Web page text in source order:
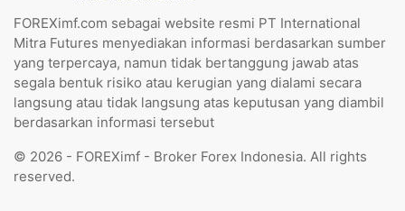
FOREXimf.com sebagai website resmi PT International
Mitra Futures menyediakan informasi berdasarkan sumber
yang terpercaya, namun tidak bertanggung jawab atas
segala bentuk risiko atau kerugian yang dialami secara
langsung atau tidak langsung atas keputusan yang diambil
berdasarkan informasi tersebut
© 2026 - FOREXimf - Broker Forex Indonesia. All rights
reserved.